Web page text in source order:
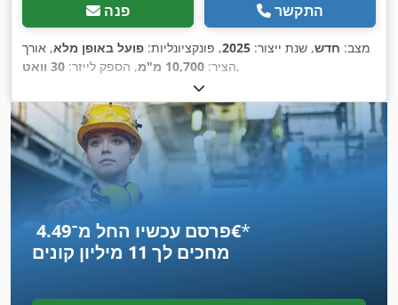
פנה התקשר
מצב: חדש, שנת ייצור: 2025, פונקציונליות: פועל באופן מלא, אורך
הציר: 10,700 מ"מ , הספק לייזר: 30 וואט ,
פרסם עכשיו החל מ־‏4.49 ‏€*
מחכים לך 11 מיליון קונים